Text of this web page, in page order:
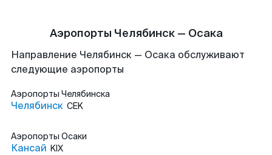
Аэропорты Челябинск — Осака
Направление Челябинск — Осака обслуживают
следующие аэропорты
Аэропорты Челябинска
Челябинск CEK
Аэропорты Осаки
Кансай KIX